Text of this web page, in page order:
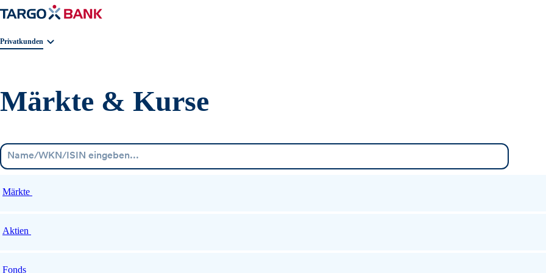
Geschäftsbereichnavigation. Aktuelle Auswahl:
Privatkunden
Märkte & Kurse
Märkte
Aktien
Fonds